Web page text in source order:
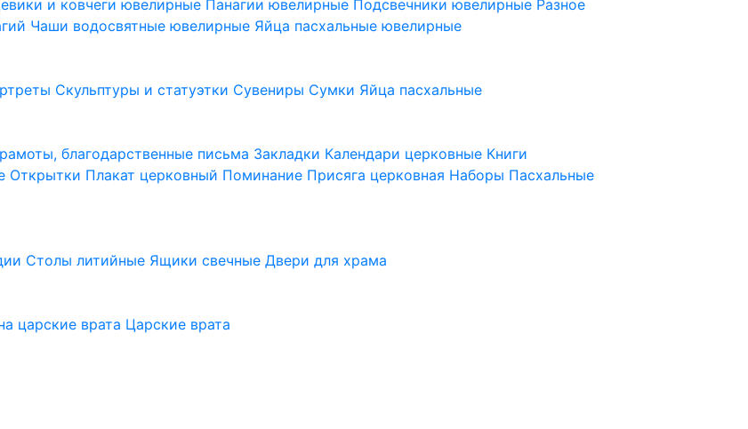
и ковчеги ювелирные Панагии ювелирные Подсвечники ювелирные Разное
Чаши водосвятные ювелирные Яйца пасхальные ювелирные
Скульптуры и статуэтки Сувениры Сумки Яйца пасхальные
благодарственные письма Закладки Календари церковные Книги
Открытки Плакат церковный Поминание Присяга церковная Наборы Пасхальные
Столы литийные Ящики свечныеДвери для храма
царские врата Царские врата